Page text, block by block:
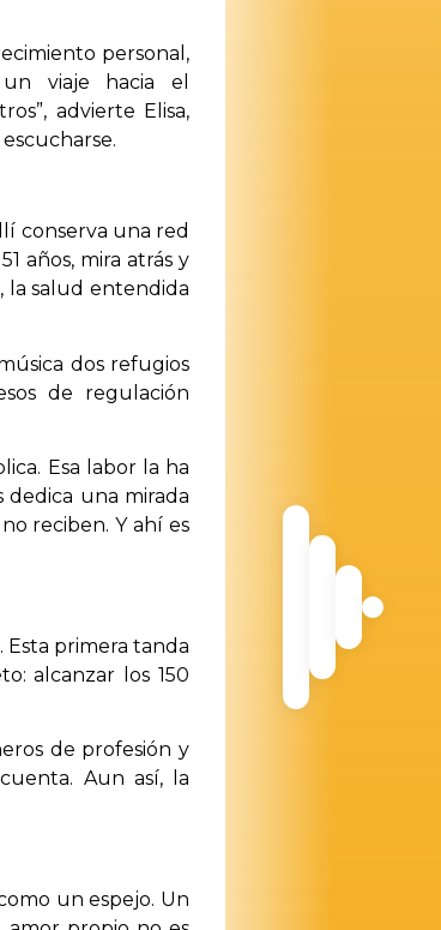
personal,
viaje hacia el
advierte Elisa,
conserva una red
años, mira atrás y
la salud entendida
dos refugios
de regulación
Esa labor la ha
dedica una mirada
reciben. Y ahí es
primera tanda
alcanzar los 150
de profesión y
Aun así, la
un espejo. Un